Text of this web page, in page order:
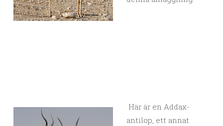
Här är en Addax-
antilop, ett annat